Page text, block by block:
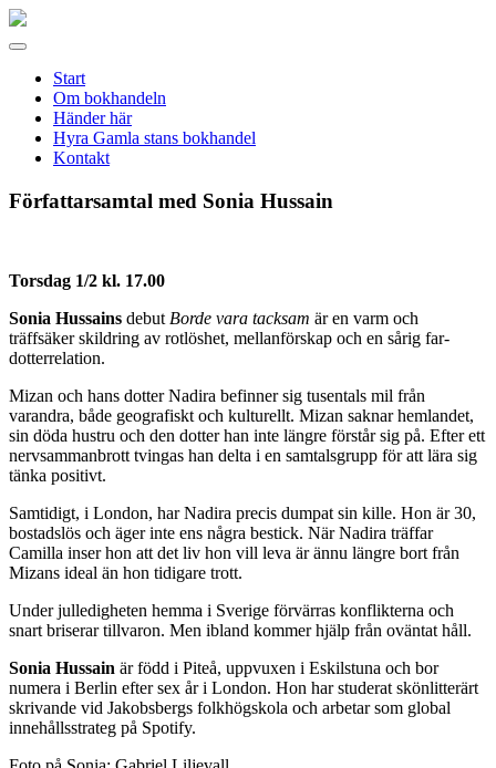
Gamla
Meny
Start
Om bokhandeln
Händer här
Hyra Gamla stans bokhandel
Kontakt
Författarsamtal med Sonia Hussain
Torsdag 1/2 kl. 17.00
Sonia Hussains debutBorde vara tacksam är en varm och
träffsäker skildring av rotlöshet, mellanförskap och en sårig far-
dotterrelation.
Mizan och hans dotter Nadira befinner sig tusentals mil från
varandra, både geografiskt och kulturellt. Mizan saknar hemlandet,
sin döda hustru och den dotter han inte längre förstår sig på. Efter ett
nervsammanbrott tvingas han delta i en samtalsgrupp för att lära sig
tänka positivt.
Samtidigt, i London, har Nadira precis dumpat sin kille. Hon är 30,
bostadslös och äger inte ens några bestick. När Nadira träffar
Camilla inser hon att det liv hon vill leva är ännu längre bort från
Mizans ideal än hon tidigare trott.
Under julledigheten hemma i Sverige förvärras konflikterna och
snart briserar tillvaron. Men ibland kommer hjälp från oväntat håll.
Sonia Hussain är född i Piteå, uppvuxen i Eskilstuna och bor
numera i Berlin efter sex år i London. Hon har studerat skönlitterärt
skrivande vid Jakobsbergs folkhögskola och arbetar som global
innehållsstrateg på Spotify.